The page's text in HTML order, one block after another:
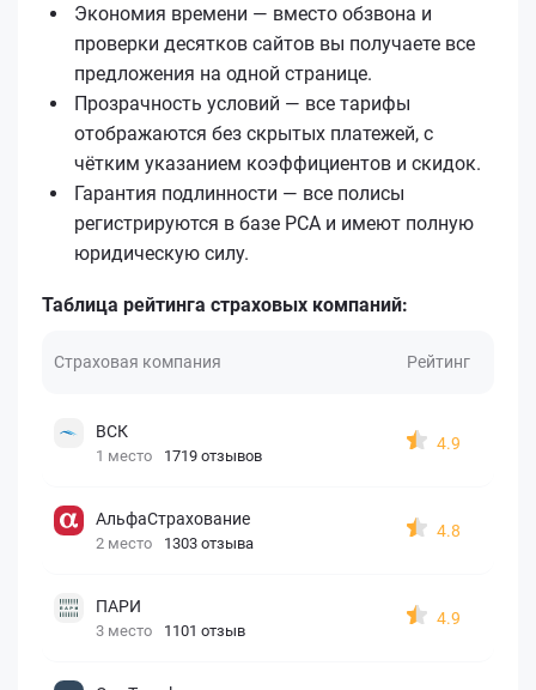
Экономия времени — вместо обзвона и
проверки десятков сайтов вы получаете все
предложения на одной странице.
Прозрачность условий — все тарифы
отображаются без скрытых платежей, с
чётким указанием коэффициентов и скидок.
Гарантия подлинности — все полисы
регистрируются в базе РСА и имеют полную
юридическую силу.
Таблица рейтинга страховых компаний:
Страховая компания Рейтинг
ВСК
1 место 1719 отзывов
4.9
АльфаСтрахование
2 место 1303 отзыва
4.8
ПАРИ
3 место 1101 отзыв
4.9